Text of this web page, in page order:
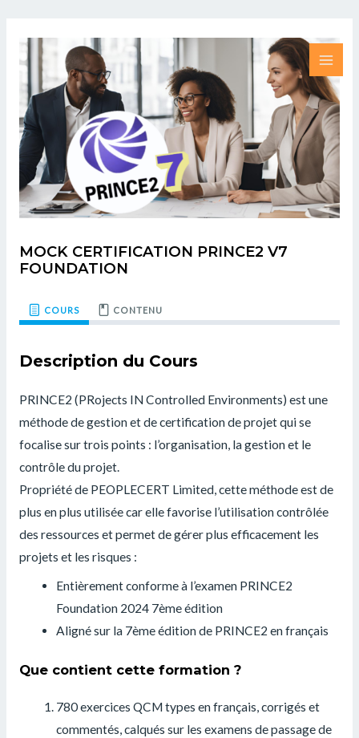
contenu
MOCK CERTIFICATION PRINCE2 V7
FOUNDATION
COURS CONTENU
Description du Cours
PRINCE2 (PRojects IN Controlled Environments) est une
méthode de gestion et de certification de projet qui se
focalise sur trois points : l’organisation, la gestion et le
contrôle du projet.
Propriété de PEOPLECERT Limited, cette méthode est de
plus en plus utilisée car elle favorise l’utilisation contrôlée
des ressources et permet de gérer plus efficacement les
projets et les risques :
Entièrement conforme à l’examen PRINCE2
Foundation 2024 7ème édition
Aligné sur la 7ème édition de PRINCE2 en français
Que contient cette formation ?
780 exercices QCM types en français, corrigés et
commentés, calqués sur les examens de passage de